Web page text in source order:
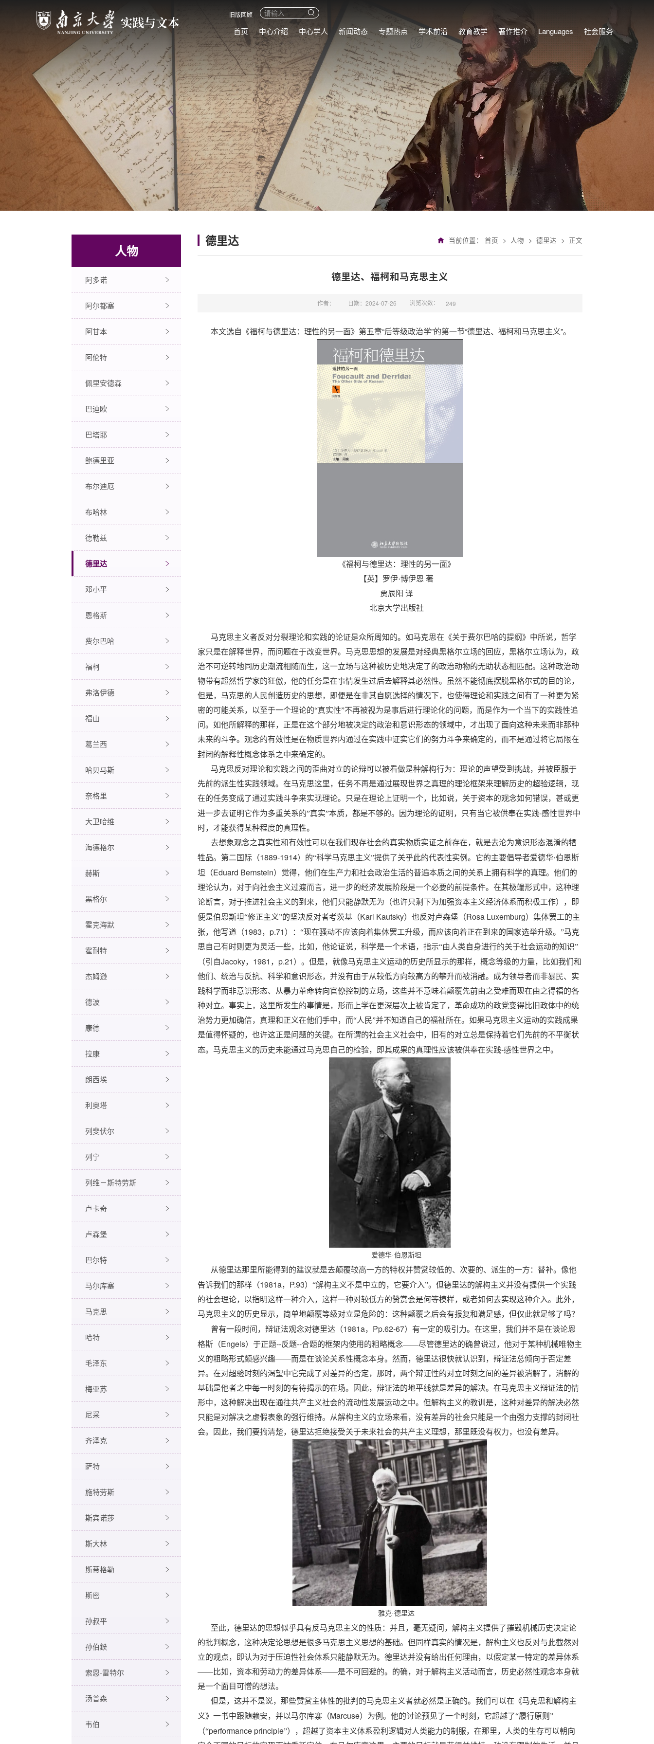
旧版回顾
首页 中心介绍 中心学人 新闻动态 专题热点 学术前沿 教育教学 著作推介 Languages 社会服务
人物
阿多诺
阿尔都塞
阿甘本
阿伦特
佩里安德森
巴迪欧
巴塔耶
鲍德里亚
布尔迪厄
布哈林
德勒兹
德里达
邓小平
恩格斯
费尔巴哈
福柯
弗洛伊德
福山
葛兰西
哈贝马斯
奈格里
大卫哈维
海德格尔
赫斯
黑格尔
霍克海默
霍耐特
杰姆逊
德波
康德
拉康
朗西埃
利奥塔
列斐伏尔
列宁
列维－斯特劳斯
卢卡奇
卢森堡
巴尔特
马尔库塞
马克思
哈特
毛泽东
梅亚苏
尼采
齐泽克
萨特
施特劳斯
斯宾诺莎
斯大林
斯蒂格勒
斯密
孙叔平
孙伯鍨
索恩-雷特尔
汤普森
韦伯
德里达 当前位置： 首页 > 人物 > 德里达 > 正文
德里达、福柯和马克思主义
作者： 日期：2024-07-26 浏览次数： 249
本文选自《福柯与德里达：理性的另一面》第五章“后等级政治学”的第一节“德里达、福柯和马克思主义”。
《福柯与德里达：理性的另一面》
【英】罗伊·博伊恩著
贾辰阳 译
北京大学出版社
马克思主义者反对分裂理论和实践的论证是众所周知的。如马克思在《关于费尔巴哈的提纲》中所说，哲学
家只是在解释世界，而问题在于改变世界。马克思思想的发展是对经典黑格尔立场的回应，黑格尔立场认为，政
治不可逆转地同历史潮流相随而生，这一立场与这种被历史地决定了的政治动物的无助状态相匹配。这种政治动
物带有超然哲学家的狂傲，他的任务是在事情发生过后去解释其必然性。虽然不能彻底摆脱黑格尔式的目的论，
但是，马克思的人民创造历史的思想，即便是在非其自愿选择的情况下，也使得理论和实践之间有了一种更为紧
密的可能关系，以至于一个理论的“真实性”不再被视为是事后进行理论化的问题，而是作为一个当下的实践性追
问。如他所解释的那样，正是在这个部分地被决定的政治和意识形态的领域中，才出现了面向这种未来而非那种
未来的斗争。观念的有效性是在物质世界内通过在实践中证实它们的努力斗争来确定的，而不是通过将它局限在
封闭的解释性概念体系之中来确定的。
马克思反对理论和实践之间的歪曲对立的论辩可以被看做是种解构行为：理论的声望受到挑战，并被臣服于
先前的派生性实践领域。在马克思这里，任务不再是通过展现世界之真理的理论框架来理解历史的超验逻辑，现
在的任务变成了通过实践斗争来实现理论。只是在理论上证明一个，比如说，关于资本的观念如何错误，甚或更
进一步去证明它作为多重关系的”真实”本质，都是不够的。因为理论的证明，只有当它被供奉在实践-感性世界中
时，才能获得某种程度的真理性。
去想象观念之真实性和有效性可以在我们现存社会的真实物质实证之前存在，就是去沦为意识形态混淆的牺
牲品。第二国际（1889-1914）的“科学马克思主义”提供了关乎此的代表性实例。它的主要倡导者爱德华·伯恩斯
坦（Eduard Bernstein）觉得，他们在生产力和社会政治生活的普遍本质之间的关系上拥有科学的真理。他们的
理论认为，对于向社会主义过渡而言，进一步的经济发展阶段是一个必要的前提条件。在其极端形式中，这种理
论断言，对于推进社会主义的到来，他们只能静默无为（也许只剩下为加强资本主义经济体系而积极工作），即
便是伯恩斯坦“修正主义”的坚决反对者考茨基（Karl Kautsky）也反对卢森堡（Rosa Luxemburg）集体罢工的主
张，他写道（1983， p.71 ）：“现在骚动不应该向着集体罢工升级，而应该向着正在到来的国家选举升级。”马克
思自己有时则更为灵活一些，比如，他论证说，科学是一个术语，指示“由人类自身进行的关于社会运动的知识”
（引自Jacoky， 1981 ， p.21 ）。但是，就像马克思主义运动的历史所显示的那样，概念等级的力量，比如我们和
他们、统治与反抗、科学和意识形态，并没有由于从较低方向较高方的攀升而被消融。成为领导者而非暴民、实
践科学而非意识形态、从暴力革命转向官僚控制的立场，这些并不意味着颠覆先前由之受难而现在由之得福的各
种对立。事实上，这里所发生的事情是，形而上学在更深层次上被肯定了，革命成功的政党变得比旧政体中的统
治势力更加确信，真理和正义在他们手中，而“人民”并不知道自己的福祉所在。如果马克思主义运动的实践成果
是值得怀疑的，也许这正是问题的关键。在所谓的社会主义社会中，旧有的对立总是保持着它们先前的不平衡状
态。马克思主义的历史未能通过马克思自己的检验，即其成果的真理性应该被供奉在实践-感性世界之中。
爱德华·伯恩斯坦
从德里达那里所能得到的建议就是去颠覆较高一方的特权并赞赏较低的、次要的、派生的一方：替补。像他
告诉我们的那样（1981a， P.93）“解构主义不是中立的，它要介入”。但德里达的解构主义并没有提供一个实践
的社会理论，以指明这样一种介入，这样一种对较低方的赞赏会是何等模样，或者如何去实现这种介入。此外，
马克思主义的历史显示，简单地颠覆等级对立是危险的：这种颠覆之后会有报复和满足感，但仅此就足够了吗？
曾有一段时间，辩证法观念对德里达（1981a， Pp.62-67）有一定的吸引力。在这里，我们并不是在谈论恩
格斯（Engels）于正题--反题--合题的框架内使用的粗略概念——尽管德里达的确曾说过，他对于某种机械唯物主
义的粗略形式颇感兴趣——而是在谈论关系性概念本身。然而，德里达很快就认识到，辩证法总倾向于否定差
异。在对超验时刻的渴望中它完成了对差异的否定，那时，两个辩证性的对立时刻之间的差异被消解了，消解的
基础是他者之中每一时刻的有待揭示的在场。因此，辩证法的地平线就是差异的解决。在马克思主义辩证法的情
形中，这种解决出现在通往共产主义社会的流动性发展运动之中。但解构主义的教训是，这种对差异的解决必然
只能是对解决之虚假表象的强行维持。从解构主义的立场来看，没有差异的社会只能是一个由强力支撑的封闭社
会。因此，我们要搞清楚，德里达拒绝接受关于未来社会的共产主义理想，那里既没有权力，也没有差异。
雅克·德里达
至此，德里达的思想似乎具有反马克思主义的性质：并且，毫无疑问，解构主义提供了摧毁机械历史决定论
的批判概念，这种决定论思想是很多马克思主义思想的基础。但同样真实的情况是，解构主义也反对与此截然对
立的观点，即认为对于压迫性社会体系只能静默无为。德里达并没有给出任何理由，以假定某一特定的差异体系
——比如，资本和劳动力的差异体系——是不可回避的。的确，对于解构主义活动而言，历史必然性观念本身就
是一个面目可憎的想法。
但是，这并不是说，那些赞赏主体性的批判的马克思主义者就必然是正确的。我们可以在《马克思和解构主
义》一书中跟随赖安，并以马尔库寨（Marcuse）为例。他的讨论预见了一个时刻，它超越了“履行原则”
（“performance principle”），超越了资本主义体系盈利逻辑对人类能力的制服，在那里，人类的生存可以朝向